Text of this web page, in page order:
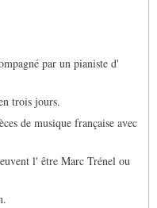
par un pianiste d'
trois jours.
de musique française avec
l' être Marc Trénel ou